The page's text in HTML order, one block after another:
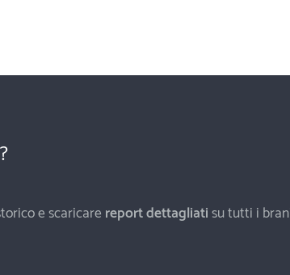
e scaricare report dettagliatisu tutti i